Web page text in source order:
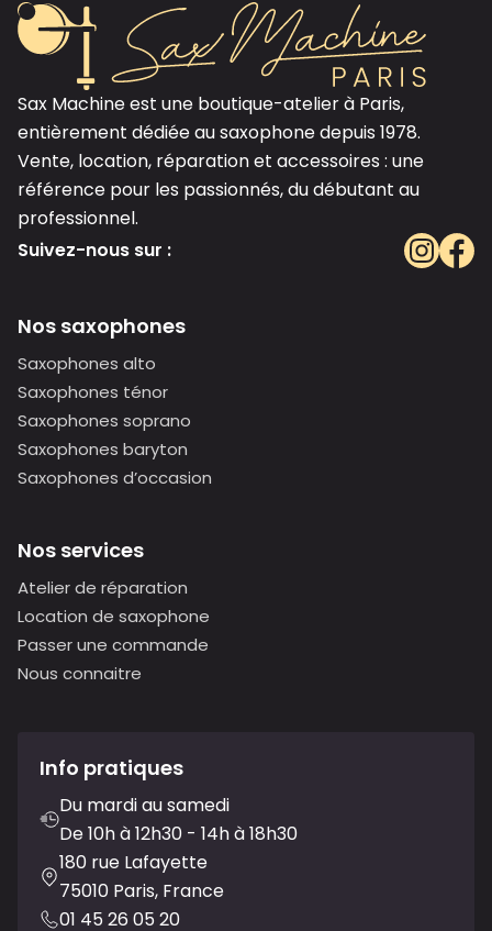
Sax Machine est une boutique-atelier à Paris,
entièrement dédiée au saxophone depuis 1978.
Vente, location, réparation et accessoires : une
référence pour les passionnés, du débutant au
professionnel.
Suivez-nous sur :
Nos saxophones
Saxophones alto
Saxophones ténor
Saxophones soprano
Saxophones baryton
Saxophones d’occasion
Nos services
Atelier de réparation
Location de saxophone
Passer une commande
Nous connaitre
Info pratiques
Du mardi au samedi
De 10h à 12h30 - 14h à 18h30
180 rue Lafayette
75010 Paris, France
01 45 26 05 20